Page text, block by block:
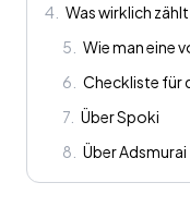
4
Was wirklich
5
Wie man eine
6
Checkliste für
7 Über Spoki
8
Über Adsmurai